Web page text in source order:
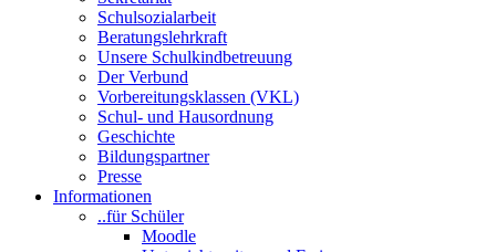
Schulsozialarbeit
Beratungslehrkraft
Unsere Schulkindbetreuung
Der Verbund
Vorbereitungsklassen (VKL)
Schul- und Hausordnung
Geschichte
Bildungspartner
Presse
Informationen
..für Schüler
Moodle